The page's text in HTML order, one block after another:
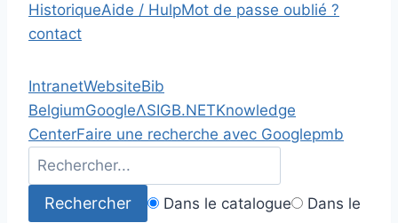
HistoriqueAide / HulpMot de passe oublié ?
contact
IntranetWebsiteBib
BelgiumGoogleΛSIGB.NETKnowledge
CenterFaire une recherche avec Googlepmb
Dans le catalogue
Dans le